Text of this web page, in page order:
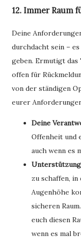
12. Immer Raum
Deine
durchdacht sein –
geben. Ermutigt das
offen für
von der ständigen
eurer
Deine
Offenheit und
auch wenn es
zu schaffen,
Augenhöhe
sicheren
euch diesen
wenn es mal